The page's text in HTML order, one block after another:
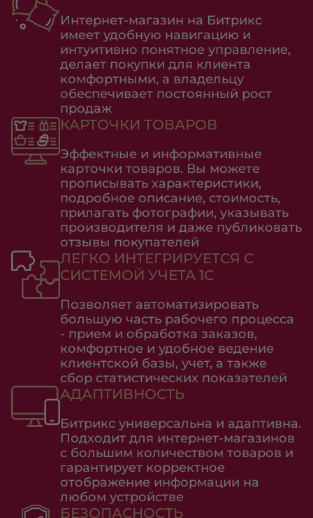
Интернет-магазин на Битрикс
имеет удобную навигацию и
интуитивно понятное управление,
делает покупки для клиента
комфортными, а владельцу
обеспечивает постоянный рост
продаж
КАРТОЧКИ ТОВАРОВ
Эффектные и информативные
карточки товаров. Вы можете
прописывать характеристики,
подробное описание, стоимость,
прилагать фотографии, указывать
производителя и даже публиковать
отзывы покупателей
ЛЕГКО ИНТЕГРИРУЕТСЯ С
СИСТЕМОЙ УЧЕТА 1С
Позволяет автоматизировать
большую часть рабочего процесса
- прием и обработка заказов,
комфортное и удобное ведение
клиентской базы, учет, а также
сбор статистических показателей
АДАПТИВНОСТЬ
Битрикс универсальна и адаптивна.
Подходит для интернет-магазинов
с большим количеством товаров и
гарантирует корректное
отображение информации на
любом устройстве
БЕЗОПАСНОСТЬ